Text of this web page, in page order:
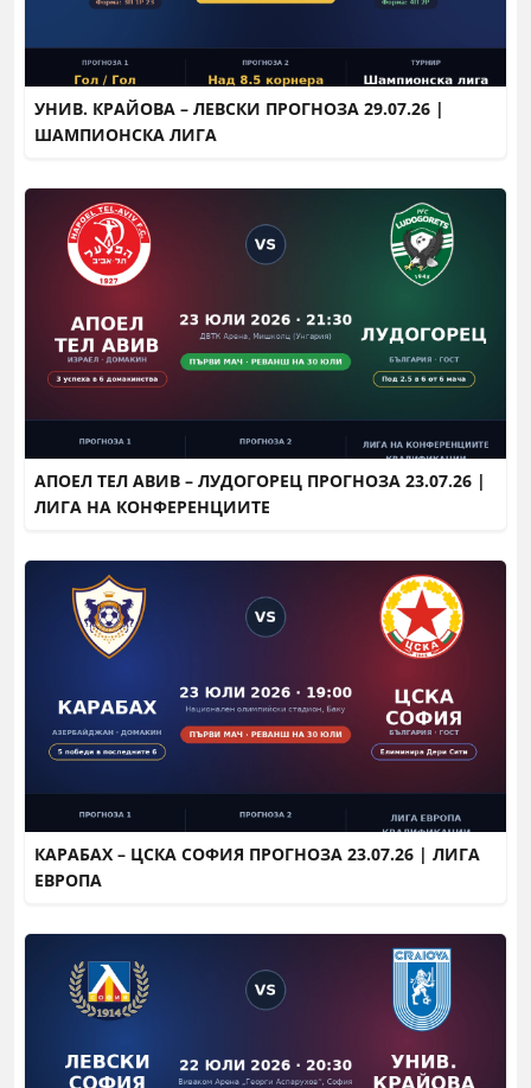
УНИВ. КРАЙОВА – ЛЕВСКИ ПРОГНОЗА 29.07.26 |
ШАМПИОНСКА ЛИГА
АПОЕЛ ТЕЛ АВИВ – ЛУДОГОРЕЦ ПРОГНОЗА 23.07.26 |
ЛИГА НА КОНФЕРЕНЦИИТЕ
КАРАБАХ – ЦСКА СОФИЯ ПРОГНОЗА 23.07.26 | ЛИГА
ЕВРОПА